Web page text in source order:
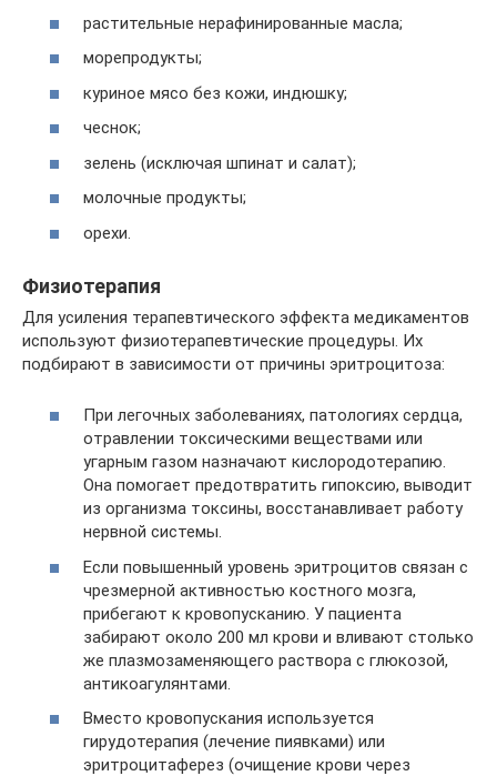
растительные нерафинированные масла;
морепродукты;
куриное мясо без кожи, индюшку;
чеснок;
зелень (исключая шпинат и салат);
молочные продукты;
орехи.
Физиотерапия
Для усиления терапевтического эффекта медикаментов
используют физиотерапевтические процедуры. Их
подбирают в зависимости от причины эритроцитоза:
При легочных заболеваниях, патологиях сердца,
отравлении токсическими веществами или
угарным газом назначают кислородотерапию.
Она помогает предотвратить гипоксию, выводит
из организма токсины, восстанавливает работу
нервной системы.
Если повышенный уровень эритроцитов связан с
чрезмерной активностью костного мозга,
прибегают к кровопусканию. У пациента
забирают около 200 мл крови и вливают столько
же плазмозаменяющего раствора с глюкозой,
антикоагулянтами.
Вместо кровопускания используется
гирудотерапия (лечение пиявками) или
эритроцитаферез (очищение крови через